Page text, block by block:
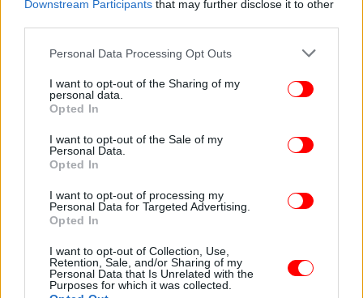
Downstream Participants that may further disclose it to other
Please note that this website/app uses one or more Google
not limited to your visit or usage behaviour. You may click to
grant or deny consent to Google and its third-party tags to
use your data for below specified purposes in below Google
consent section.
Personal Data Processing Opt Outs
I want to opt-out of the Sharing of my
personal data.
Opted In
I want to opt-out of the Sale of my
Personal Data.
Opted In
I want to opt-out of processing my
Personal Data for Targeted Advertising.
Opted In
I want to opt-out of Collection, Use,
Retention, Sale, and/or Sharing of my
Personal Data that Is Unrelated with the
Purposes for which it was collected.
Ακολουθήστε το
πρώτοι όλες τις ειδήσεις
Δείτε όλες τις τελευταίεςΕιδήσειςαπό την Ελλάδα και τον Κόσμο,